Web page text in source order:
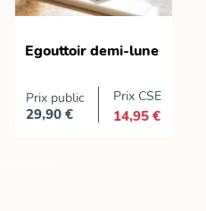
Egouttoir demi-lune
Prix public
Prix
29,90 €
Prix CSE
14,95 €